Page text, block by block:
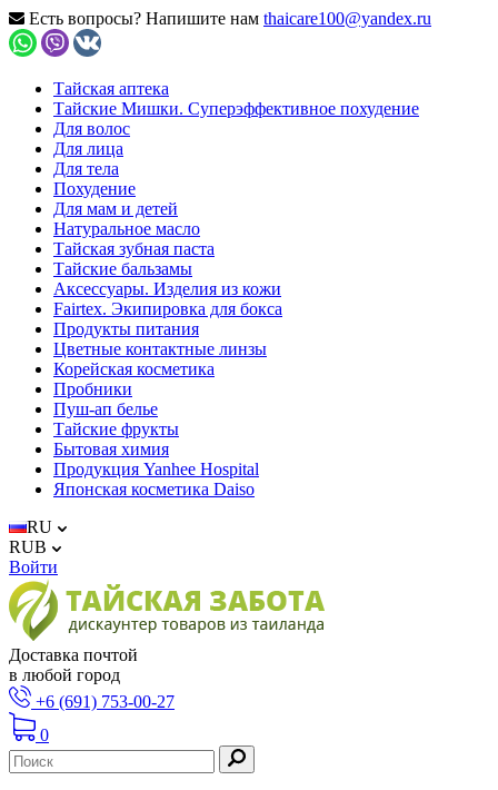
Есть вопросы? Напишите нам thaicare100@yandex.ru
Тайская аптека
Тайские Мишки. Суперэффективное похудение
Для волос
Для лица
Для тела
Похудение
Для мам и детей
Натуральное масло
Тайская зубная паста
Тайские бальзамы
Аксессуары. Изделия из кожи
Fairtex. Экипировка для бокса
Продукты питания
Цветные контактные линзы
Корейская косметика
Пробники
Пуш-ап белье
Тайские фрукты
Бытовая химия
Продукция Yanhee Hospital
Японская косметика Daiso
RU
RUB
Войти
Доставка почтой
в любой город
+6 (691) 753-00-27
0